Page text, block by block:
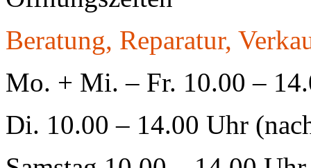
Beratung, Reparatur,
Mo. + Mi. – Fr. 10.00 –
Di. 10.00 – 14.00 Uhr